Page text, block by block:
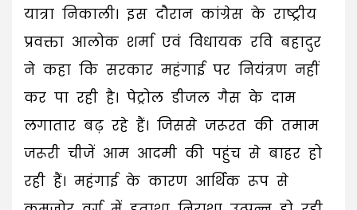
यात्रा निकाली। इस दौरान कांग्रेस के राष्ट्रीय
प्रवक्ता आलोक शर्मा एवं विधायक रवि बहादुर
ने कहा कि सरकार महंगाई पर नियंत्रण नहीं
कर पा रही है। पेट्रोल डीजल गैस के दाम
लगातार बढ़ रहे हैं। जिससे जरूरत की तमाम
जरूरी चीजें आम आदमी की पहुंच से बाहर हो
रही हैं। महंगाई के कारण आर्थिक रूप से